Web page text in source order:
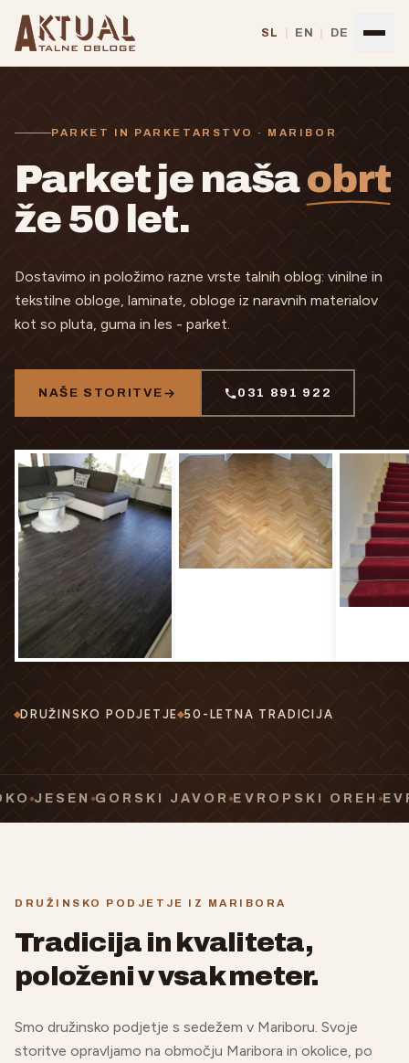
SL EN DE
PARKET IN PARKETARSTVO · MARIBOR
Parket je našaobrt
že 50 let.
Dostavimo in položimo razne vrste talnih oblog: vinilne in
tekstilne obloge, laminate, obloge iz naravnih materialov
kot so pluta, guma in les - parket.
NAŠE STORITVE 031 891 922
DRUŽINSKO PODJETJE 50-LETNA TRADICIJA
GORSKI JAVOR EVROPSKI OREH
DRUŽINSKO PODJETJE IZ MARIBORA
Tradicija in kvaliteta,
položeni v vsak meter.
Smo družinsko podjetje s sedežem v Mariboru. Svoje
storitve opravljamo na območju Maribora in okolice, po